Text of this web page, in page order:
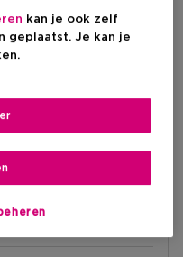
kan je ook zelf
geplaatst. Je kan je